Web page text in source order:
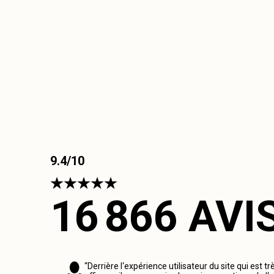
9.4/10
16 866
“Derrière l‘expérience utilisateur du site qui est